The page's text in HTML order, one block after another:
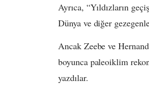
Ayrıca, “Yıldızların
Dünya ve diğer
Ancak Zeebe ve
boyunca paleoiklim
yazdılar.